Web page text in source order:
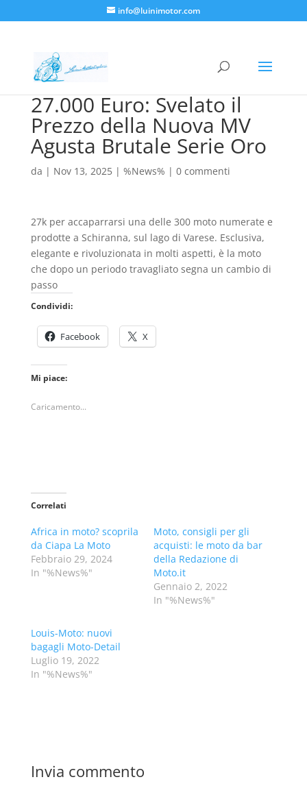
info@luinimotor.com
27.000 Euro: Svelato il
Prezzo della Nuova MV
Agusta Brutale Serie Oro
da | Nov 13, 2025| %News% | 0 commenti
27k per accaparrarsi una delle 300 moto numerate e
prodotte a Schiranna, sul lago di Varese. Esclusiva,
elegante e rivoluzionata in molti aspetti, è la moto
che dopo un periodo travagliato segna un cambio di
passo
Condividi:
Facebook X
Mi piace:
Caricamento...
Correlati
Africa in moto? scoprila
da Ciapa La Moto
Febbraio 29, 2024
In "%News%"
Moto, consigli per gli
acquisti: le moto da bar
della Redazione di
Moto.it
Gennaio 2, 2022
In "%News%"
Louis-Moto: nuovi
bagagli Moto-Detail
Luglio 19, 2022
In "%News%"
Invia commento